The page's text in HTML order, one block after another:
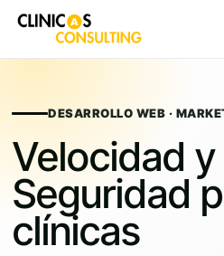
contentDESARROLLO WEB ·
Velocidad y
Seguridad
clínicas